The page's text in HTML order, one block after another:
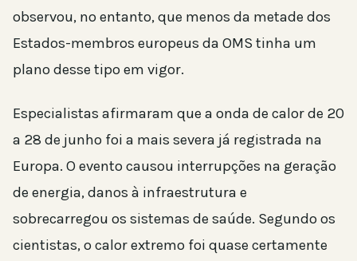
observou, no entanto, que menos da metade dos
Estados-membros europeus da OMS tinha um
plano desse tipo em vigor.
Especialistas afirmaram que a onda de calor de 20
a 28 de junho foi a mais severa já registrada na
Europa. O evento causou interrupções na geração
de energia, danos à infraestrutura e
sobrecarregou os sistemas de saúde. Segundo os
cientistas, o calor extremo foi quase certamente